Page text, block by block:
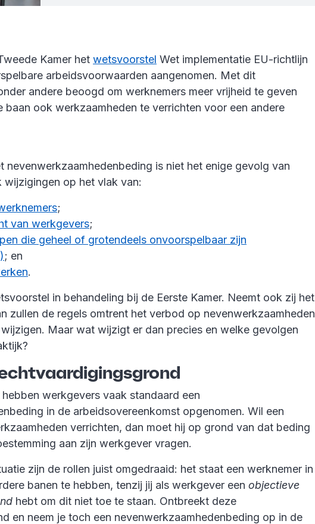
Kamer het wetsvoorstel Wet implementatie EU-richtlijn
arbeidsvoorwaarden aangenomen. Met dit
andere beoogd om werknemers meer vrijheid te geven
baan ook werkzaamheden te verrichten voor een andere
nevenwerkzaamhedenbeding is niet het enige gevolg van
wijzigingen op het vlak van:
;
van werkgevers;
die geheel of grotendeels onvoorspelbaar zijn
; en
.
in behandeling bij de Eerste Kamer. Neemt ook zij het
zullen de regels omtrent het verbod op nevenwerkzaamheden
Maar wat wijzigt er dan precies en welke gevolgen
werkgevers vaak standaard een
in de arbeidsovereenkomst opgenomen. Wil een
verrichten, dan moet hij op grond van dat beding
aan zijn werkgever vragen.
zijn de rollen juist omgedraaid: het staat een werknemer in
banen te hebben, tenzij jij als werkgever een objectieve
hebt om dit niet toe te staan. Ontbreekt deze
en neem je toch een nevenwerkzaamhedenbeding op in de